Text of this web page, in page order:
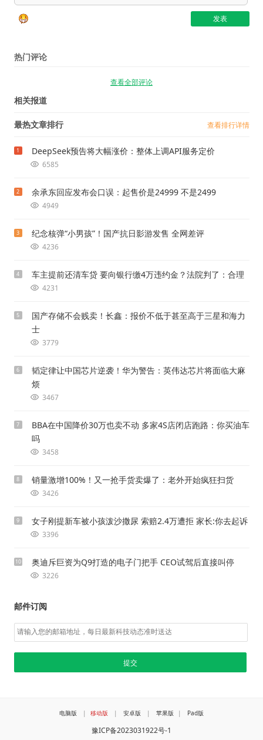
热门评论
查看全部评论
相关报道
最热文章排行 查看排行详情
1 DeepSeek预告将大幅涨价：整体上调API服务定价
6585
2 余承东回应发布会口误：起售价是24999 不是2499
4949
3 纪念核弹“小男孩”！国产抗日影游发售 全网差评
4236
4 车主提前还清车贷 要向银行缴4万违约金？法院判了：合理
4231
5
国产存储不会贱卖！长鑫：报价不低于甚至高于三星和海力
士
3779
6
韬定律让中国芯片逆袭！华为警告：英伟达芯片将面临大麻
烦
3467
7
BBA在中国降价30万也卖不动 多家4S店闭店跑路：你买油车
吗
3458
8 销量激增100%！又一抢手货卖爆了：老外开始疯狂扫货
3426
9 女子刚提新车被小孩泼沙撒尿 索赔2.4万遭拒 家长:你去起诉
3396
10 奥迪斥巨资为Q9打造的电子门把手 CEO试驾后直接叫停
3226
邮件订阅
电脑版 | 移动版 | 安卓版 | 苹果版 | Pad版
豫ICP备2023031922号-1